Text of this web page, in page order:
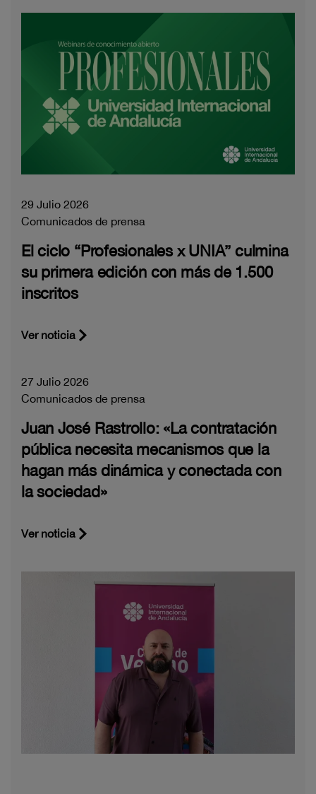
29 Julio 2026
Comunicados de prensa
El ciclo “Profesionales x UNIA” culmina
su primera edición con más de 1.500
inscritos
Ver noticia
27 Julio 2026
Comunicados de prensa
Juan José Rastrollo: «La contratación
pública necesita mecanismos que la
hagan más dinámica y conectada con
la sociedad»
Ver noticia